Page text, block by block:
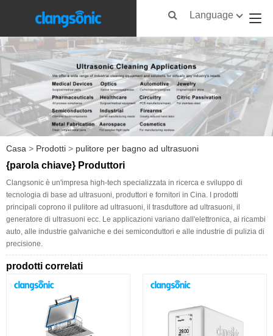
Language
Casa > Prodotti > pulitore per bagno ad ultrasuoni
{parola chiave} Produttori
Clangsonic è un'impresa high-tech specializzata in ricerca e sviluppo di
tecnologia di base ad ultrasuoni, produttori e fornitori in Cina. I prodotti
principali coprono il pulitore ad ultrasuoni, il trasduttore ad ultrasuoni, il
generatore di ultrasuoni ecc. Le applicazioni variano dall'elettronica, ai ricambi
auto, alle industrie galvaniche e dei semiconduttori e alle industrie di pulizia di
precisione.
prodotti correlati